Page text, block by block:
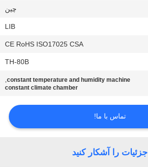
چين
LIB
CE RoHS ISO17025 CSA
TH-80B
constant temperature and humidity machine
,
constant climate chamber
تماس با ما!
جزئیات را آشکار کنید